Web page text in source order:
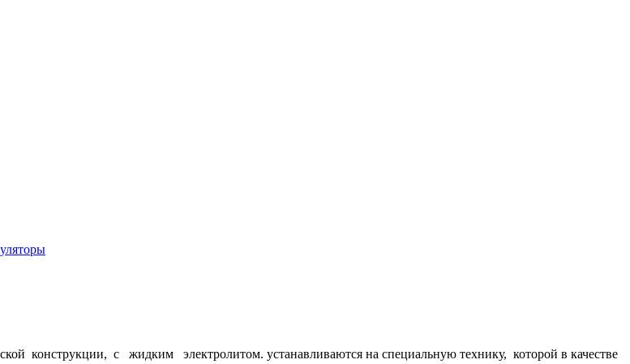
конструкции, с жидким электролитом. устанавливаются на специальную технику, которой в качестве